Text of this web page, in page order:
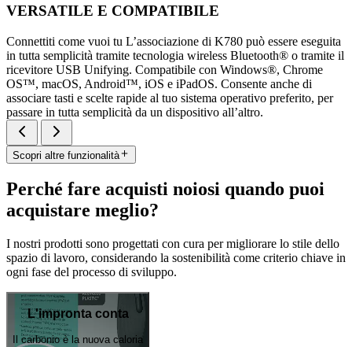
VERSATILE E COMPATIBILE
Connettiti come vuoi tu L’associazione di K780 può essere eseguita
in tutta semplicità tramite tecnologia wireless Bluetooth® o tramite il
ricevitore USB Unifying. Compatibile con Windows®, Chrome
OS™, macOS, Android™, iOS e iPadOS. Consente anche di
associare tasti e scelte rapide al tuo sistema operativo preferito, per
passare in tutta semplicità da un dispositivo all’altro.
Scopri altre funzionalità
Perché fare acquisti noiosi quando puoi
acquistare meglio?
I nostri prodotti sono progettati con cura per migliorare lo stile dello
spazio di lavoro, considerando la sostenibilità come criterio chiave in
ogni fase del processo di sviluppo.
L'impronta conta
Il carbonio è la nuova caloria